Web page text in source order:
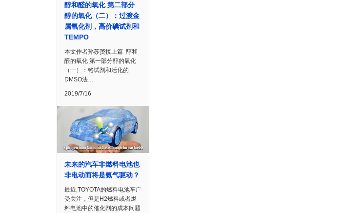
醇和醛的氧化 第二部分
醇的氧化（二）：过渡金
属氧化剂，高价碘试剂和
TEMPO
本文作者孙苏赟接上篇 醇和
醛的氧化 第一部分醇的氧化
（一）：铬试剂和活化的
DMSO法…
2019/7/16
未来的汽车非燃料电池也
非电动而将是氨气驱动？
最近,TOYOTA的燃料电池车广
受关注，但是H2燃料或者燃
料电池中的催化剂的成本问题